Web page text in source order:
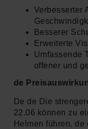
Verbesserter
Besserer
Erweiterte
Umfassende
offener und
de
De de Die
22.06 können zu
Helmen führen.